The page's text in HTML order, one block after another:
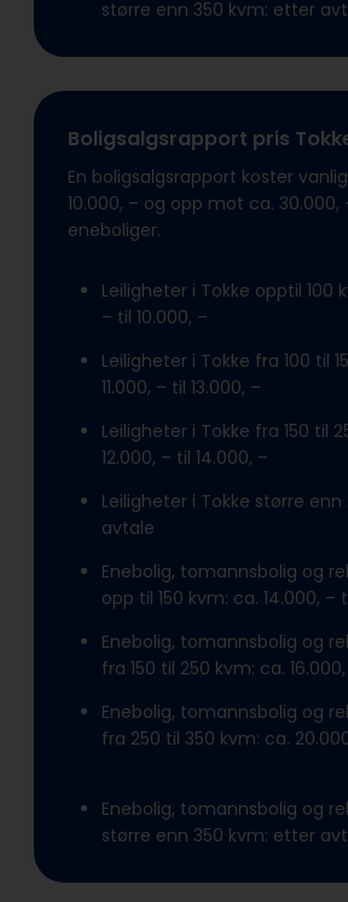
større enn 350 kvm: etter
Boligsalgsrapport pris
En boligsalgsrapport koster
10.000, – og opp mot ca. 30.000,
eneboliger.
Leiligheter i Tokke opptil 100
– til 10.000, –
Leiligheter i Tokke fra 100 til
11.000, – til 13.000, –
Leiligheter i Tokke fra 150 til
12.000, – til 14.000, –
Leiligheter i Tokke større
avtale
Enebolig, tomannsbolig og
opp til 150 kvm: ca. 14.000, –
Enebolig, tomannsbolig og
fra 150 til 250 kvm: ca.
Enebolig, tomannsbolig og
fra 250 til 350 kvm: ca.
Enebolig, tomannsbolig og
større enn 350 kvm: etter